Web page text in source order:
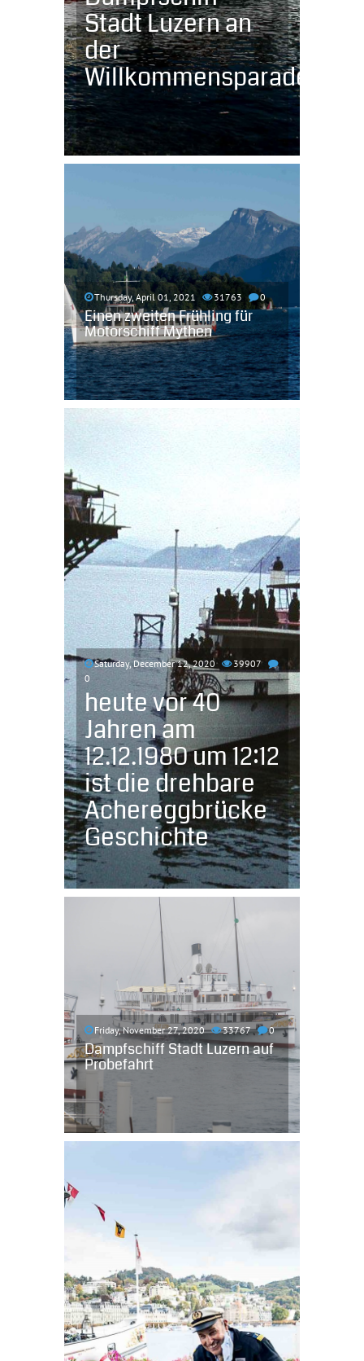
Stadt Luzern an
der
Willkommensparade
Thursday, April 01, 2021 31763 0
Einen zweiten Frühling für
Motorschiff Mythen
Saturday, December 12, 2020
39907
0
heute vor 40
Jahren am
12.12.1980 um 12:12
ist die drehbare
Achereggbrücke
Geschichte
Friday, November 27, 2020 33767 0
Dampfschiff Stadt Luzern auf
Probefahrt